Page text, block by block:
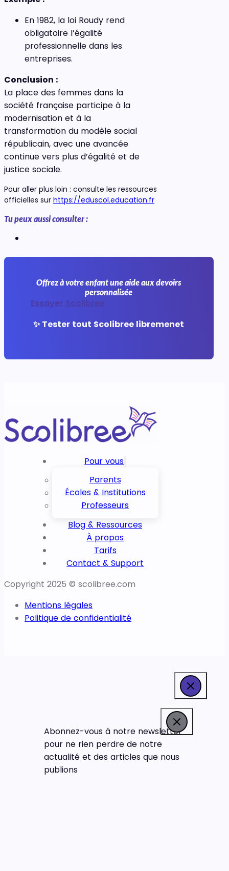
En 1982, la loi Roudy rend
obligatoire l’égalité
professionnelle dans les
entreprises.
Conclusion :
La place des femmes dans la
société française participe à la
modernisation et à la
transformation du modèle social
républicain, avec une avancée
continue vers plus d’égalité et de
justice sociale.
Pour aller plus loin : consulte les ressources
officielles sur https://eduscol.education.fr
Tu peux aussi consulter :
Offrez à votre enfant une aide aux devoirs
personnalisée
Essayer Scolibree
✨ Tester tout Scolibree libremenet
Pour vous
Parents
Écoles & Institutions
Professeurs
Blog & Ressources
À propos
Tarifs
Contact & Support
Copyright 2025 © scolibree.com
Mentions légales
Politique de confidentialité
Abonnez-vous à notre newsletter
pour ne rien perdre de notre
actualité et des articles que nous
publions